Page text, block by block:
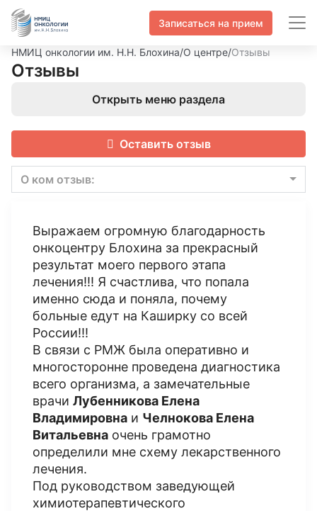
Записаться на прием
НМИЦ онкологии им. Н.Н. Блохина/О центре/Отзывы
Отзывы
Открыть меню раздела
Оставить отзыв
О ком отзыв:
Выражаем огромную благодарность
онкоцентру Блохина за прекрасный
результат моего первого этапа
лечения!!! Я счастлива, что попала
именно сюда и поняла, почему
больные едут на Каширку со всей
России!!!
В связи с РМЖ была оперативно и
многосторонне проведена диагностика
всего организма, а замечательные
врачи Лубенникова Елена
Владимировна и Челнокова Елена
Витальевна очень грамотно
определили мне схему лекарственного
лечения.
Под руководством заведующей
химиотерапевтического